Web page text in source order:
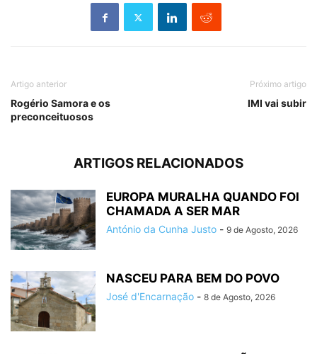
Artigo anterior
Rogério Samora e os
preconceituosos
Próximo artigo
IMI vai subir
ARTIGOS RELACIONADOS
EUROPA MURALHA QUANDO FOI
CHAMADA A SER MAR
António da Cunha Justo - 9 de Agosto, 2026
NASCEU PARA BEM DO POVO
José d'Encarnação - 8 de Agosto, 2026